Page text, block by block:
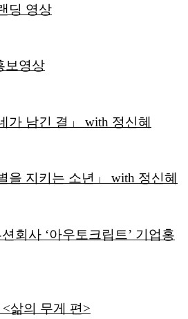
딩 영상
보영상
가 남긴 결」 with 정신혜
을 지키는 소년」 with 정신혜
회사 ‘아우토크립트’ 기업홍
삶의 무게 편>